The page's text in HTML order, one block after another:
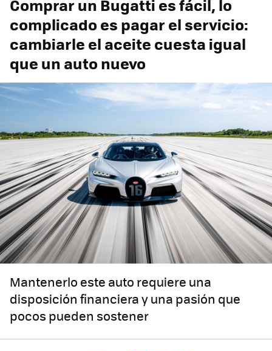
Comprar un Bugatti es fácil, lo
complicado es pagar el servicio:
cambiarle el aceite cuesta igual
que un auto nuevo
Mantenerlo este auto requiere una
disposición financiera y una pasión que
pocos pueden sostener